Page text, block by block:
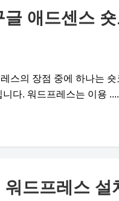
애드센스
스의 장점 중에 하나는
니다. 워드프레스는 이용 ....
워드프레스